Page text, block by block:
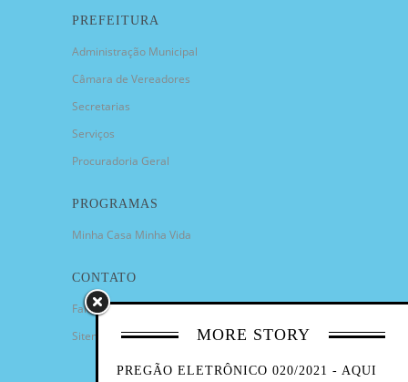
MORE STORY
PREGÃO ELETRÔNICO 020/2021 - AQUI
PREFEITURA
Administração Municipal
Câmara de Vereadores
Secretarias
Serviços
Procuradoria Geral
PROGRAMAS
Minha Casa Minha Vida
CONTATO
Fale Conosco
Sitemap